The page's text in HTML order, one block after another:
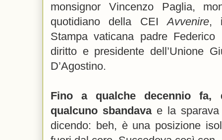
monsignor Vincenzo Paglia,
quotidiano della CEIAvvenire,
Stampa vaticana padre
diritto e presidente dell’Unione
D’Agostino.
Fino a qualche decennio
qualcuno sbandavae la sparava
dicendo: beh, è una posizione